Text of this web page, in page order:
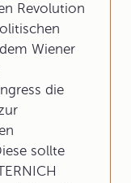
Revolution
Wiener
die
sollte